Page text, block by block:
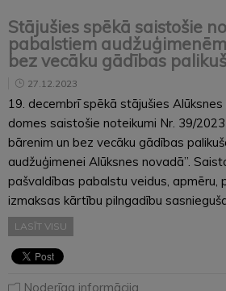
Stājušies spēkā saistošie
pabalstiem
bez vecāku gādības
27.12.2023
19. decembrī spēkā stājušies
domes saistošie noteikumi Nr. 39/
bārenim un bez vecāku gādības
audžuģimenei Alūksnes novadā”.
pašvaldības pabalstu veidus, apmēru,
izmaksas kārtību pilngadību
LASĪT VISU
Noderīga informācija